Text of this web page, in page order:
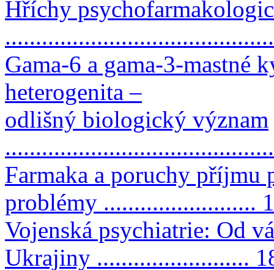
Hříchy
Gama-6 a gama-3-mastné
heterogenita –
odlišný biologický význam
Farmaka a poruchy
problémy .........................
Vojenská psychiatrie: Od
Ukrajiny .........................